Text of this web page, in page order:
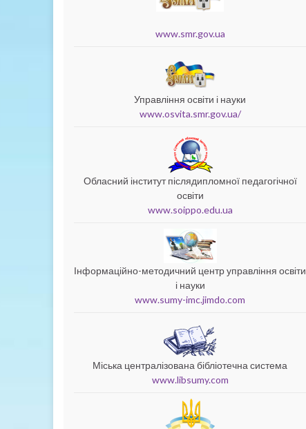
www.smr.gov.ua
Управління освіти і науки
www.osvita.smr.gov.ua/
Обласний інститут післядипломної педагогічної
освіти
www.soippo.edu.ua
Інформаційно-методичний центр управління освіти
і науки
www.sumy-imc.jimdo.com
Міська централізована бібліотечна система
www.libsumy.com